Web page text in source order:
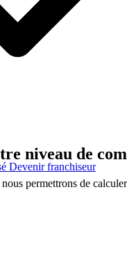
Devenir franchiseur
niveau de
nous permettrons de